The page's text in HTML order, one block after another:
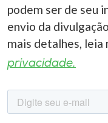
podem ser de seu
envio da
mais detalhes, leia
privacidade.